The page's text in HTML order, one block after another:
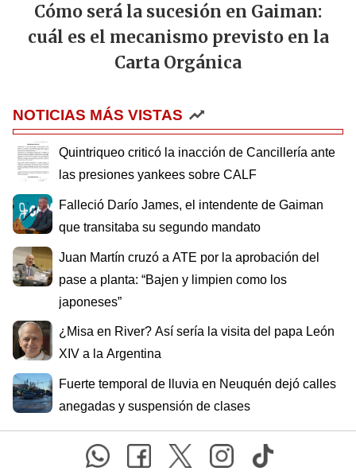
Cómo será la sucesión en Gaiman:
cuál es el mecanismo previsto en la
Carta Orgánica
NOTICIAS MÁS VISTAS
Quintriqueo criticó la inacción de Cancillería ante
las presiones yankees sobre CALF
Falleció Darío James, el intendente de Gaiman
que transitaba su segundo mandato
Juan Martín cruzó a ATE por la aprobación del
pase a planta: “Bajen y limpien como los
japoneses”
¿Misa en River? Así sería la visita del papa León
XIV a la Argentina
Fuerte temporal de lluvia en Neuquén dejó calles
anegadas y suspensión de clases